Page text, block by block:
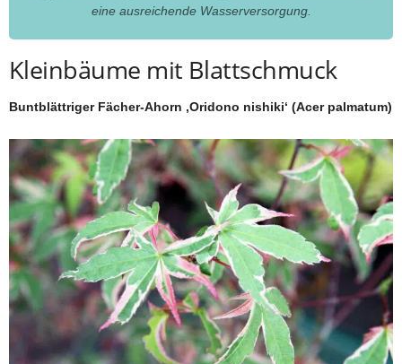
eine ausreichende Wasserversorgung.
Kleinbäume mit Blattschmuck
Buntblättriger Fächer-Ahorn ‚Oridono nishiki‘ (Acer palmatum)